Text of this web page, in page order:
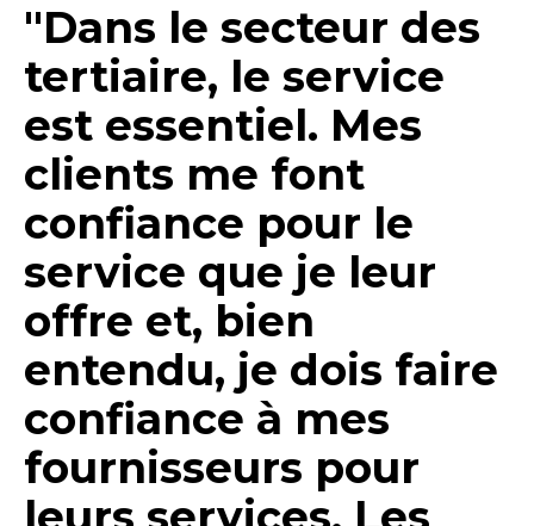
"Dans le secteur des
tertiaire, le service
est essentiel. Mes
clients me font
confiance pour le
service que je leur
offre et, bien
entendu, je dois faire
confiance à mes
fournisseurs pour